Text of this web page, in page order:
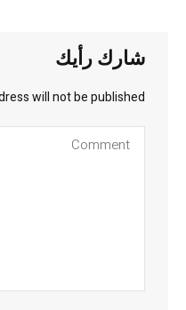
شارك رأيك
will not be published.